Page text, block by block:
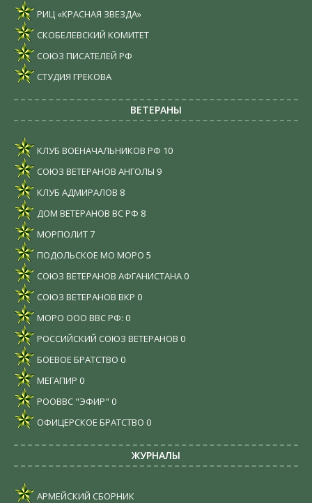
РИЦ «КРАСНАЯ ЗВЕЗДА»
СКОБЕЛЕВСКИЙ КОМИТЕТ
СОЮЗ ПИСАТЕЛЕЙ РФ
СТУДИЯ ГРЕКОВА
ВЕТЕРАНЫ
КЛУБ ВОЕНАЧАЛЬНИКОВ РФ 10
СОЮЗ ВЕТЕРАНОВ АНГОЛЫ 9
КЛУБ АДМИРАЛОВ 8
ДОМ ВЕТЕРАНОВ ВС РФ 8
МОРПОЛИТ7
ПОДОЛЬСКОЕ МО МОРО 5
СОЮЗ ВЕТЕРАНОВ АФГАНИСТАНА 0
СОЮЗ ВЕТЕРАНОВ ВКР 0
МОРО ООО ВВС РФ: 0
РОССИЙСКИЙ СОЮЗ ВЕТЕРАНОВ 0
БОЕВОЕ БРАТСТВО 0
МЕГАПИР 0
РООВВС "ЭФИР" 0
ОФИЦЕРСКОЕ БРАТСТВО 0
ЖУРНАЛЫ
АРМЕЙСКИЙ СБОРНИК